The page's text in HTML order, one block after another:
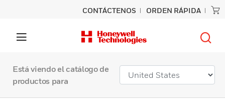
CONTÁCTENOS ORDEN RÁPIDA
Está viendo el catálogo de
productos para